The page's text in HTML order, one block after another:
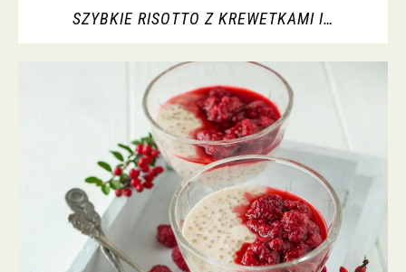
SZYBKIE RISOTTO Z KREWETKAMI I…